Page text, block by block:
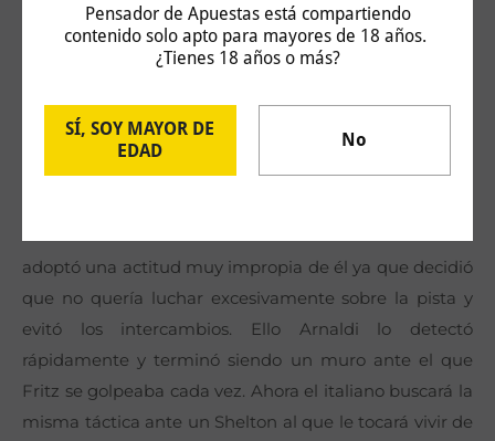
Pensador de Apuestas está compartiendo
contenido solo apto para mayores de 18 años.
¿Tienes 18 años o más?
SÍ, SOY MAYOR DE
EDAD
No
set. Con las malas sensaciones que transmitió ahora no
le otorgaría estas cuotas de claro favorito pero si que
favoritos Shelton si que viene aquí con las máximas
intenciones. Su siguiente rival será un Matteo Arnaldi
que superó en 3 sets a un Taylor Fritz totalmente
adoptó una actitud muy impropia de él ya que decidió
que no quería luchar excesivamente sobre la pista y
evitó los intercambios. Ello Arnaldi lo detectó
rápidamente y terminó siendo un muro ante el que
Fritz se golpeaba cada vez. Ahora el italiano buscará la
misma táctica ante un Shelton al que le tocará vivir de